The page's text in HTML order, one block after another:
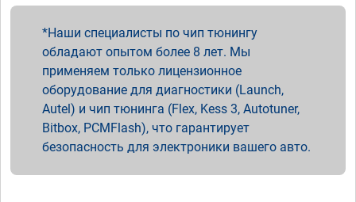
Наши специалисты по чип тюнингу
обладают опытом более 8 лет. Мы
применяем только лицензионное
оборудование для диагностики (Launch,
Autel) и чип тюнинга (Flex, Kess 3, Autotuner,
Bitbox, PCMFlash), что гарантирует
безопасность для электроники вашего авто.